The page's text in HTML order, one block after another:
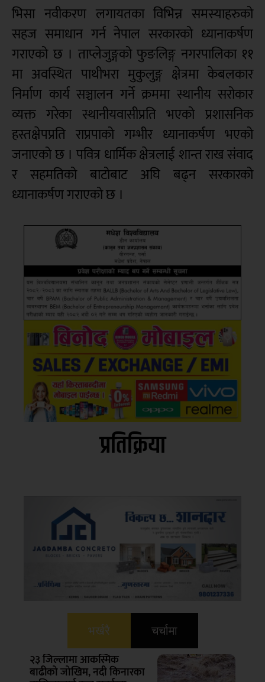
भिसा नवीकरण लगायतका विभिन्न समस्याहरुको
सहज समाधान गर्न नेपाल सरकारको ध्यानाकर्षण
गराएको छ । ताप्लेजुङ्गको फुङलिङ्ग नगरपालिका ११
मा अवस्थित पाथीभरा मुकुलुङ्ग क्षेत्रमा केबलकार
निर्माण कार्य सञ्चालन गर्ने क्रममा स्थानीय सरोकार
व्यक्त गरेका स्थानीयवासीप्रति भएको प्रशासनिक
हस्तक्षेपप्रति राप्रपाको गम्भीर ध्यानाकर्षण भएको
जनाएको छ । पवित्र धार्मिक क्षेत्रलाई शान्त राख संवाद
र सहमतिको बाटोबाट अघि बढ्न सरकारको
ध्यानाकर्षण गराएको छ ।
प्रतिक्रिया
भर्खरै चर्चामा
२३ जिल्लामा आकस्मिक
बाढीको जोखिम, नदी किनारका